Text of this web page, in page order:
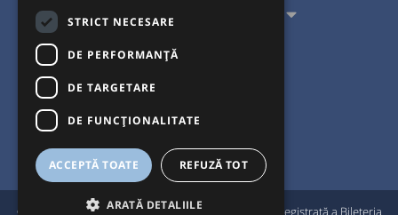
Pentru Transportatori
Interacționăm
Acceptăm plăți cu
© Bileteria 2004-2026 | Autogari.RO® este marcă înregistrată a Bileteria
STRICT NECESARE
DE PERFORMANȚĂ
DE TARGETARE
DE FUNCŢIONALITATE
ACCEPTĂ TOATE REFUZĂ TOT
ARATĂ DETALIILE